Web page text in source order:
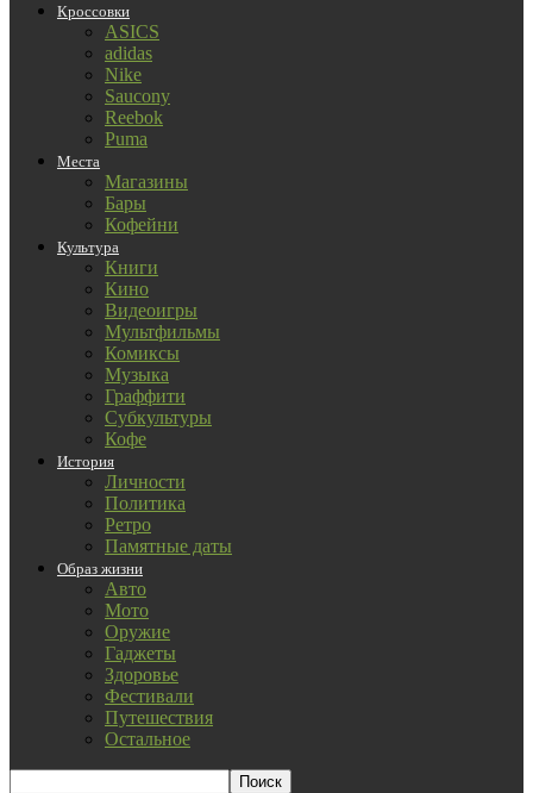
Кроссовки
ASICS
adidas
Nike
Saucony
Reebok
Puma
Места
Магазины
Бары
Кофейни
Культура
Книги
Кино
Видеоигры
Мультфильмы
Комиксы
Музыка
Граффити
Субкультуры
Кофе
История
Личности
Политика
Ретро
Памятные даты
Образ жизни
Авто
Мото
Оружие
Гаджеты
Здоровье
Фестивали
Путешествия
Остальное